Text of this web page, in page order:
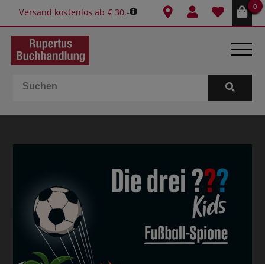
Versand kostenlos ab € 30,-
0
BÜCHER
GESCHENKIDEEN & MEHR
SCHULE & BÜRO
BUCHTIPPS